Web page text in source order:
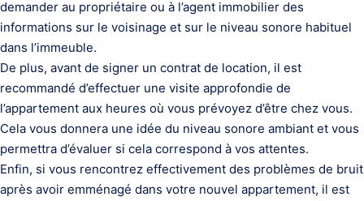
demander au propriétaire ou à l’agent immobilier des
informations sur le voisinage et sur le niveau sonore habituel
dans l’immeuble.
De plus, avant de signer un contrat de location, il est
recommandé d’effectuer une visite approfondie de
l’appartement aux heures où vous prévoyez d’être chez vous.
Cela vous donnera une idée du niveau sonore ambiant et vous
permettra d’évaluer si cela correspond à vos attentes.
Enfin, si vous rencontrez effectivement des problèmes de bruit
après avoir emménagé dans votre nouvel appartement, il est